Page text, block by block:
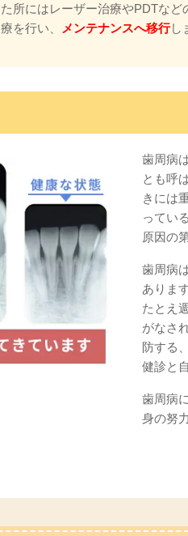
た所にはレーザー治療やPDTなど
療を行い、
メンテナンスへ移行し
歯周病
とも呼
きには
ってい
原因の
歯周病
あります
たとえ
がなさ
防する
健診と
歯周病
身の努